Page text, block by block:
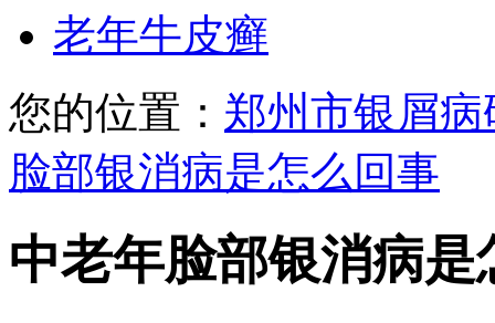
老年牛皮癣
您的位置： 郑州市银屑病
脸部银消病是怎么回事
中老年脸部银消病是